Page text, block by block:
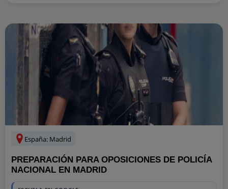
España: Madrid
PREPARACIÓN PARA OPOSICIONES DE POLICÍA
NACIONAL EN MADRID